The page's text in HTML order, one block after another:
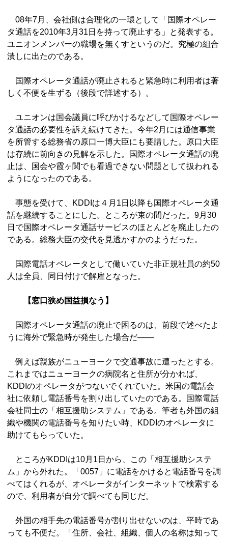
08年7月、会社側は合理化の一環として「国際オペレー
タ通話を2010年3月31日を持って廃止する」と発表する。
ユニオンメンバーの職場を無くすというのだ。究極の組合
潰しに出たのである。
国際オペレータ通話が廃止されると緊急時に利用者は著
しく不便を生ずる（後段で詳述する）。
ユニオンは国会議員に呼びかけるなどして国際オペレー
タ通話の必要性を訴え続けてきた。今年2月には通信事業
を所管する総務省の原口一博大臣にも要請した。原口大臣
は存続に前向きの見解を示した。国際オペレータ通話の廃
止は、国会や霞ヶ関でも看過できない問題として扱われる
ようになったのである。
事態を受けて、KDDIは４月1日以降も国際オペレータ通
話を継続することにした。ところが束の間だった。9月30
日で国際オペレータ通話サービスのほとんどを廃止したの
である。総務大臣の交代を見透かすかのようだった。
国際電話オペレータとして働いていた非正規社員の約50
人は全員、同日付けで解雇となった。
【窓口狭め国益損なう】
国際オペレータ通話の廃止で困るのは、前段で述べたよ
うに海外で緊急時が発生した場合だ――
例えば親族がニューヨークで交通事故に遭ったとする。
これまではニューヨークの病院名と住所が分かれば、
KDDIのオペレータがつないでくれていた。米国の電話会
社に依頼し電話番号を割り出していたのである。国際電話
会社同士の「相互援助システム」である。筆者も外国の組
織や機関の電話番号を知りたい時、KDDIのオペレータに
助けてもらっていた。
ところがKDDIは10月1日から、この「相互援助システ
ム」から外れた。「0057」に電話をかけると電話番号を調
べてはくれるが、オペレータがインターネットで検索する
ので、利用者が自分で調べても同じだ。
外国の相手先の電話番号が割り出せないのは、平時であ
っても不便だ。「住所、会社、組織、個人の名称は知って